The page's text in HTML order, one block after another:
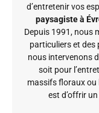
d’entretenir vos
paysagiste à
Depuis 1991, nous
particuliers et des
nous intervenons
soit pour
massifs floraux ou
est d’offrir